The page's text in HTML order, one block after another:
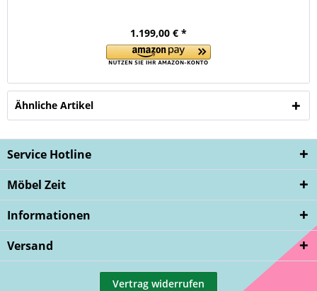
1.199,00 € *
Ähnliche Artikel
Service Hotline
Möbel Zeit
Informationen
Versand
Vertrag widerrufen